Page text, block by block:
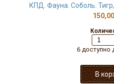
КПД. Фауна. Соболь.
6 доступно